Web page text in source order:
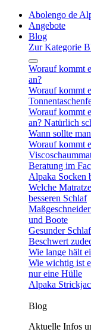
Abolengo de
Angebote
Blog
Zur Kategorie
Worauf kommt
an?
Worauf kommt
Worauf kommt
an? Natürlich
Wann sollte
Worauf kommt
Beratung im
Alpaka Socken
Welche
besseren Schlaf
und Boote
Gesunder
Beschwert
Wie lange hält
Wie wichtig ist
nur eine Hülle
Alpaka
Blog
Aktuelle Infos